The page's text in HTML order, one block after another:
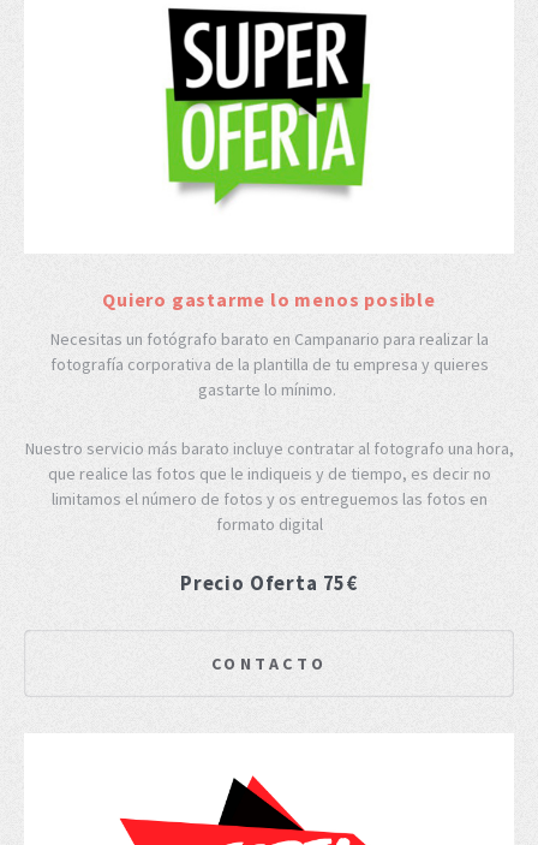
Quiero gastarme lo menos posible
Necesitas un fotógrafo barato en Campanario para realizar la
fotografía corporativa de la plantilla de tu empresa y quieres
gastarte lo mínimo.
Nuestro servicio más barato incluye contratar al fotografo una hora,
que realice las fotos que le indiqueis y de tiempo, es decir no
limitamos el número de fotos y os entreguemos las fotos en
formato digital
Precio Oferta 75€
CONTACTO